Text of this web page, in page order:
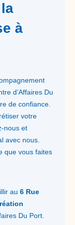
à
d’Affaires Du
de confiance.
votre
nous et
avec nous.
que vous faites
au 6 Rue
Du Port.